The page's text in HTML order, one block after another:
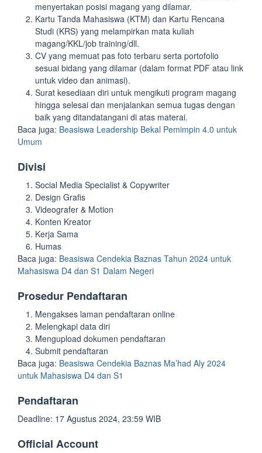
menyertakan posisi magang yang dilamar.
Kartu Tanda Mahasiswa (KTM) dan Kartu Rencana
Studi (KRS) yang melampirkan mata kuliah
magang/KKL/job training/dll.
CV yang memuat pas foto terbaru serta portofolio
sesuai bidang yang dilamar (dalam format PDF atau link
untuk video dan animasi).
Surat kesediaan diri untuk mengikuti program magang
hingga selesai dan menjalankan semua tugas dengan
baik yang ditandatangani di atas materai.
Baca juga: Beasiswa Leadership Bekal Pemimpin 4.0 untuk
Umum
Divisi
Social Media Specialist & Copywriter
Design Grafis
Videografer & Motion
Konten Kreator
Kerja Sama
Humas
Baca juga: Beasiswa Cendekia Baznas Tahun 2024 untuk
Mahasiswa D4 dan S1 Dalam Negeri
Prosedur Pendaftaran
Mengakses laman pendaftaran online
Melengkapi data diri
Mengupload dokumen pendaftaran
Submit pendaftaran
Baca juga: Beasiswa Cendekia Baznas Ma’had Aly 2024
untuk Mahasiswa D4 dan S1
Pendaftaran
Deadline: 17 Agustus 2024, 23:59 WIB
Official Account